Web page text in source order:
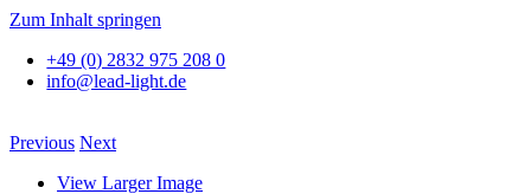
Zum Inhalt springen
+49 (0) 2832 975 208 0
info@lead-light.de
Previous Next
View Larger Image